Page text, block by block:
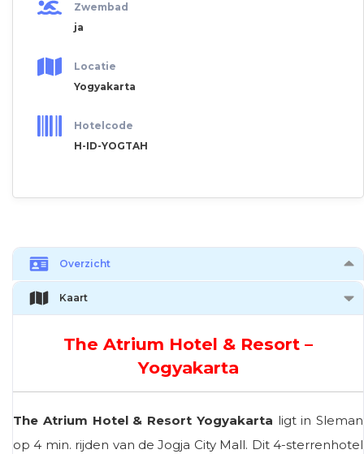
Zwembad
ja
Locatie
Yogyakarta
Hotelcode
H-ID-YOGTAH
Overzicht
Kaart
The Atrium Hotel & Resort –
Yogyakarta
The Atrium Hotel & Resort Yogyakarta ligt in Sleman
op 4 min. rijden van de Jogja City Mall. Dit 4-sterrenhotel